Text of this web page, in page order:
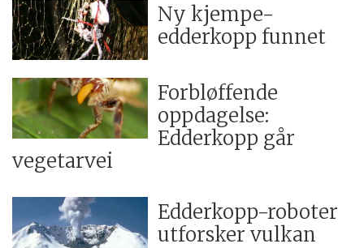
Ny kjempe-
edderkopp funnet
Forbløffende
oppdagelse:
Edderkopp går
vegetarvei
Edderkopp-roboter
utforsker vulkan